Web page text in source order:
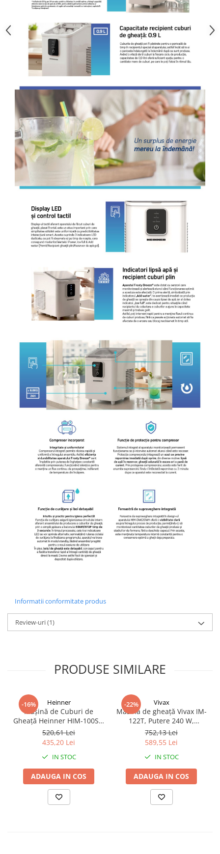
Informatii conformitate produs
Review-uri(1)
PRODUSE SIMILARE
-16% Heinner
Mașină de Cuburi de
Gheață Heinner HIM-100SL,
12 kg/24h, 2 Dimensiuni
Cuburi, 1L, Auto-curățare,
120W, Silver
520,61 Lei
435,20 Lei
IN STOC
ADAUGA IN COS
-22% Vivax
Masina de gheață Vivax IM-
122T, Putere 240 W,
Rezervor de apă 2.2 l,
Rezervor de gheață 0.7 l,
Creaaza cuburi intre 6 - 13
minute, Marimi variabile
ale cuburilor de gheață,
Argintiu
752,13 Lei
589,55 Lei
IN STOC
ADAUGA IN COS